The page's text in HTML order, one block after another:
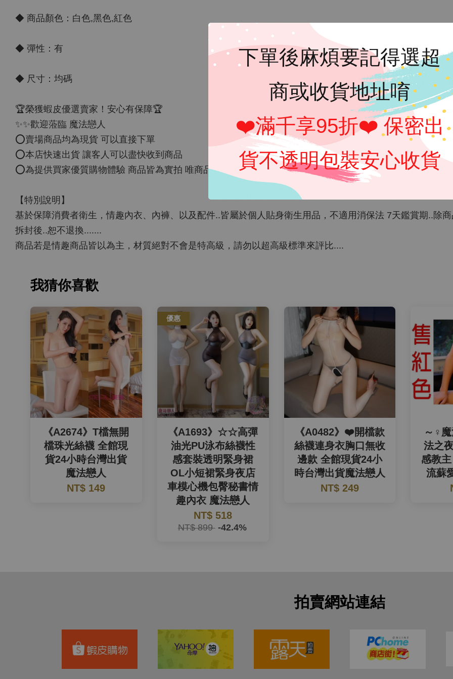
下單後麻煩要記得選超
商或收貨地址唷
❤️滿千享95折❤️ 保密出
貨不透明包裝安心收貨
◆ 商品顏色：白色,黑色,紅色
◆ 彈性：有
◆ 尺寸：均碼
🏆榮獲蝦皮優選賣家！安心有保障🏆
✨✨歡迎蒞臨 魔法戀人
⭕️賣場商品均為現貨 可以直接下單
⭕️本店快速出貨 讓客人可以盡快收到商品
⭕️為提供買家優質購物體驗 商品皆為實拍 唯商品色差會因個人顯示器而有所差異
【特別說明】
基於保障消費者衛生，情趣內衣、內褲、以及配件..皆屬於個人貼身衛生用品，不適用消保法 7天鑑賞期..除
拆封後..恕不退換.......
商品若是情趣商品皆以為主，材質絕對不會是特高級，請勿以超高級標準來評比....
我猜你喜歡
《A2674》T檔無開
檔珠光絲襪 全館現
貨24小時台灣出貨
魔法戀人
NT$ 149
優惠
《A1693》☆☆高彈
油光PU泳布絲襪性
感套裝透明緊身裙
OL小短裙緊身夜店
車模心機包臀秘書情
趣內衣 魔法戀人
NT$ 518
NT$ 899 -42.4%
《A0482》❤️開檔款
絲襪連身衣胸口無收
邊款 全館現貨24小
時台灣出貨魔法戀人
NT$ 249
～♀
法之
感教
流蘇
拍賣網站連結